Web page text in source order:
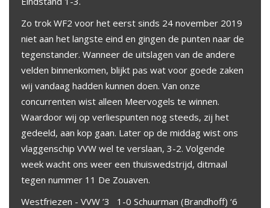
Zo trok WF2 voor het eerst sinds 24 november 2019
niet aan het langste eind en gingen de punten naar de
tegenstander. Wanneer de uitslagen van de andere
velden binnenkomen, blijkt pas wat voor goede zaken
wij vandaag hadden kunnen doen. Van onze
concurrenten wist alleen Meervogels te winnen.
Waardoor wij op verliespunten nog steeds, zij het
gedeeld, aan kop gaan. Later op de middag wist ons
vlaggenschip VVW wel te verslaan, 3-2. Volgende
week wacht ons weer een thuiswedstrijd, ditmaal
tegen nummer 11 De Zouaven.
Westfriezen - VVW ’3 1-0 Schuurman (Brandhoff) ‘6